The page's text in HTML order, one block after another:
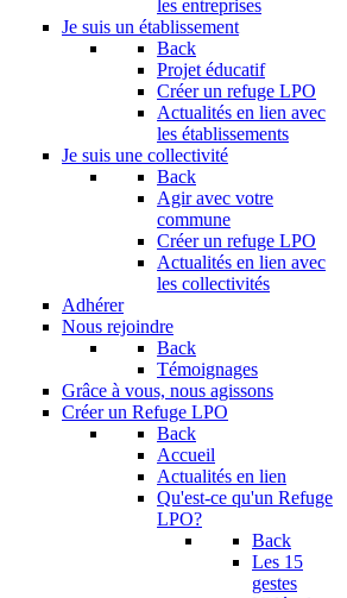
les entreprises
Je suis un établissement
Back
Projet éducatif
Créer un refuge LPO
Actualités en lien avec
les établissements
Je suis une collectivité
Back
Agir avec votre
commune
Créer un refuge LPO
Actualités en lien avec
les collectivités
Adhérer
Nous rejoindre
Back
Témoignages
Grâce à vous, nous agissons
Créer un Refuge LPO
Back
Accueil
Actualités en lien
Qu'est-ce qu'un Refuge
LPO?
Back
Les 15
gestes